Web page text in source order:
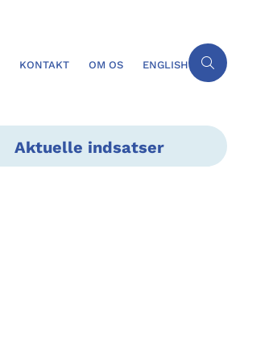
KONTAKT OM OS ENGLISH
Aktuelle indsatser